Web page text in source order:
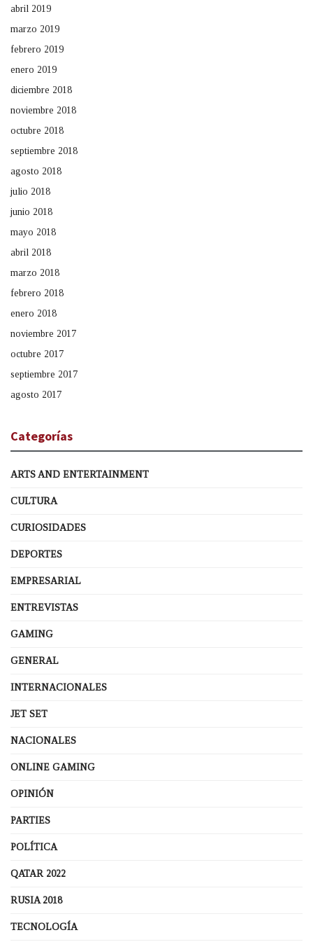
abril 2019
marzo 2019
febrero 2019
enero 2019
diciembre 2018
noviembre 2018
octubre 2018
septiembre 2018
agosto 2018
julio 2018
junio 2018
mayo 2018
abril 2018
marzo 2018
febrero 2018
enero 2018
noviembre 2017
octubre 2017
septiembre 2017
agosto 2017
Categorías
ARTS AND ENTERTAINMENT
CULTURA
CURIOSIDADES
DEPORTES
EMPRESARIAL
ENTREVISTAS
GAMING
GENERAL
INTERNACIONALES
JET SET
NACIONALES
ONLINE GAMING
OPINIÓN
PARTIES
POLÍTICA
QATAR 2022
RUSIA 2018
TECNOLOGÍA